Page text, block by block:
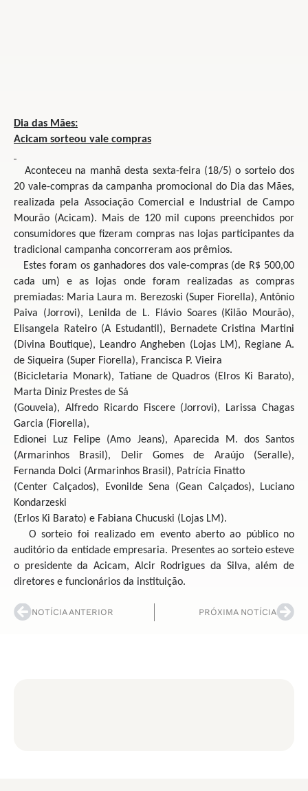
Dia das Mães:
Acicam sorteou vale compras
Aconteceu na manhã desta sexta-feira (18/5) o sorteio dos
20 vale-compras da campanha promocional do Dia das Mães,
realizada pela Associação Comercial e Industrial de Campo
Mourão (Acicam). Mais de 120 mil cupons preenchidos por
consumidores que fizeram compras nas lojas participantes da
tradicional campanha concorreram aos prêmios.
Estes foram os ganhadores dos vale-compras (de R$ 500,00
cada um) e as lojas onde foram realizadas as compras
premiadas: Maria Laura m. Berezoski (Super Fiorella), Antônio
Paiva (Jorrovi), Lenilda de L. Flávio Soares (Kilão Mourão),
Elisangela Rateiro (A Estudantil), Bernadete Cristina Martini
(Divina Boutique), Leandro Angheben (Lojas LM), Regiane A.
de Siqueira (Super Fiorella), Francisca P. Vieira
(Bicicletaria Monark), Tatiane de Quadros (Elros Ki Barato),
Marta Diniz Prestes de Sá
(Gouveia), Alfredo Ricardo Fiscere (Jorrovi), Larissa Chagas
Garcia (Fiorella),
Edionei Luz Felipe (Amo Jeans), Aparecida M. dos Santos
(Armarinhos Brasil), Delir Gomes de Araújo (Seralle),
Fernanda Dolci (Armarinhos Brasil), Patrícia Finatto
(Center Calçados), Evonilde Sena (Gean Calçados), Luciano
Kondarzeski
(Erlos Ki Barato) e Fabiana Chucuski (Lojas LM).
O sorteio foi realizado em evento aberto ao público no
auditório da entidade empresaria. Presentes ao sorteio esteve
o presidente da Acicam, Alcir Rodrigues da Silva, além de
diretores e funcionários da instituição.
NOTÍCIA ANTERIOR PRÓXIMA NOTÍCIA